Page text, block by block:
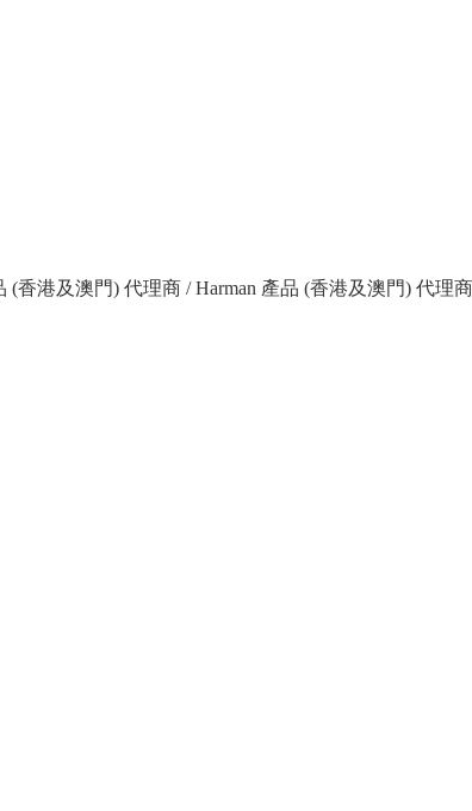
(香港及澳門) 代理商 / Harman 產品 (香港及澳門) 代理